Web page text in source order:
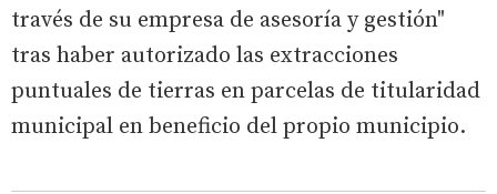
través de su empresa de asesoría y gestión"
tras haber autorizado las extracciones
puntuales de tierras en parcelas de titularidad
municipal en beneficio del propio municipio.